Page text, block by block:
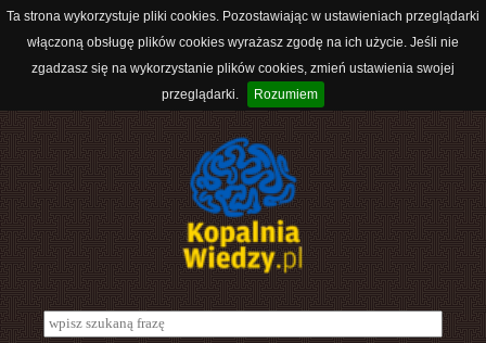
Ta strona wykorzystuje pliki cookies. Pozostawiając w ustawieniach przeglądarki
włączoną obsługę plików cookies wyrażasz zgodę na ich użycie. Jeśli nie
zgadzasz się na wykorzystanie plików cookies, zmień ustawienia swojej
przeglądarki.
Rozumiem